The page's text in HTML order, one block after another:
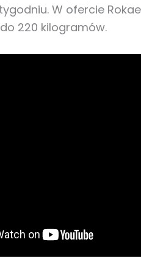
W ofercie
220 kilogramów.